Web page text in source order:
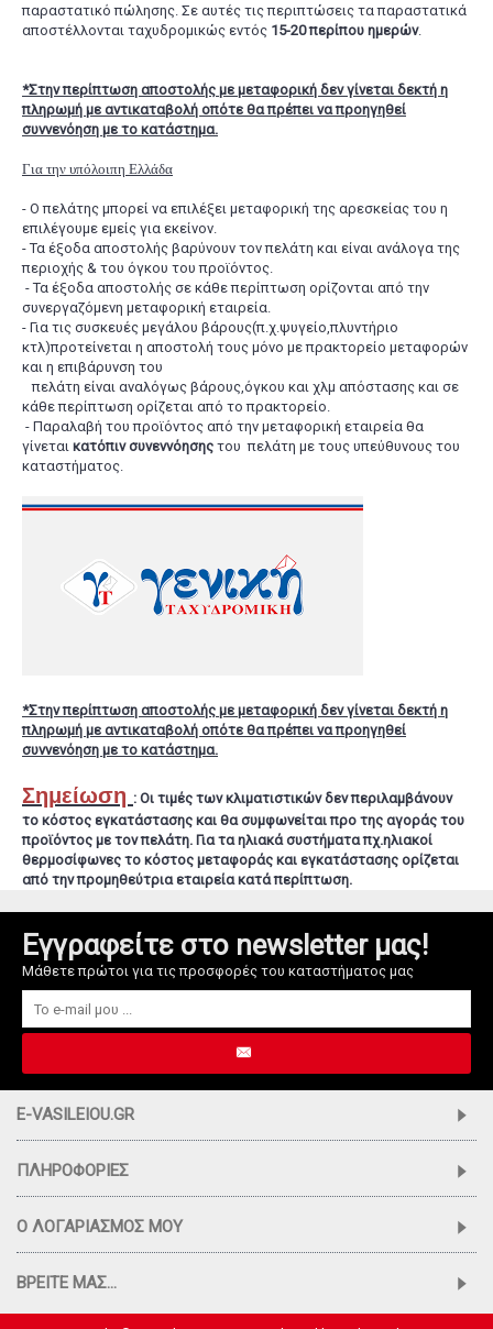
παραστατικό πώλησης. Σε αυτές τις περιπτώσεις τα παραστατικά
αποστέλλονται ταχυδρομικώς εντός 15-20 περίπου ημερών.
*Στην περίπτωση αποστολής με μεταφορική δεν γίνεται δεκτή η
πληρωμή με αντικαταβολή οπότε θα πρέπει να προηγηθεί
συννενόηση με το κατάστημα.
Για την υπόλοιπη Ελλάδα
- Ο πελάτης μπορεί να επιλέξει μεταφορική της αρεσκείας του η
επιλέγουμε εμείς για εκείνον.
- Τα έξοδα αποστολής βαρύνουν τον πελάτη και είναι ανάλογα της
περιοχής & του όγκου του προϊόντος.
- Τα έξοδα αποστολής σε κάθε περίπτωση ορίζονται από την
συνεργαζόμενη μεταφορική εταιρεία.
- Για τις συσκευές μεγάλου βάρους(π.χ.ψυγείο,πλυντήριο
κτλ)προτείνεται η αποστολή τους μόνο με πρακτορείο μεταφορών
και η επιβάρυνση του
πελάτη είναι αναλόγως βάρους,όγκου και χλμ απόστασης και σε
κάθε περίπτωση ορίζεται από το πρακτορείο.
- Παραλαβή του προϊόντος από την μεταφορική εταιρεία θα
γίνεται κατόπιν συνεννόησης του πελάτη με τους υπεύθυνους του
καταστήματος.
*Στην περίπτωση αποστολής με μεταφορική δεν γίνεται δεκτή η
πληρωμή με αντικαταβολή οπότε θα πρέπει να προηγηθεί
συννενόηση με το κατάστημα.
Σημείωση : Οι τιμές των κλιματιστικών δεν περιλαμβάνουν
το κόστος εγκατάστασης και θα συμφωνείται προ της αγοράς του
προϊόντος με τον πελάτη. Για τα ηλιακά συστήματα πχ.ηλιακοί
θερμοσίφωνες το κόστος μεταφοράς και εγκατάστασης ορίζεται
από την προμηθεύτρια εταιρεία κατά περίπτωση.
Εγγραφείτε στο newsletter μας!
Μάθετε πρώτοι για τις προσφορές του καταστήματος μας
E-VASILEIOU.GR
ΠΛΗΡΟΦΟΡΊΕΣ
Ο ΛΟΓΑΡΙΑΣΜΌΣ ΜΟΥ
ΒΡΕΊΤΕ ΜΑΣ...